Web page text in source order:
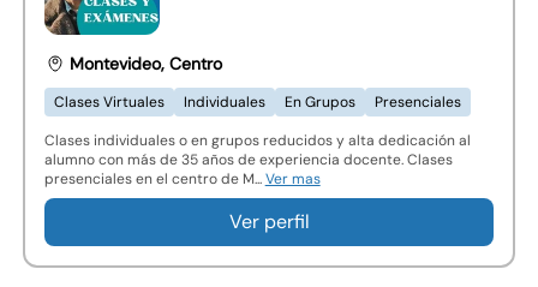
Montevideo, Centro
Clases Virtuales Individuales En Grupos
Presenciales
Clases individuales o en grupos reducidos y alta dedicación al
alumno con más de 35 años de experiencia docente. Clases
presenciales en el centro de M...Ver mas
Ver perfil